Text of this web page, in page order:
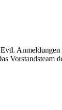
Vorstandsteam